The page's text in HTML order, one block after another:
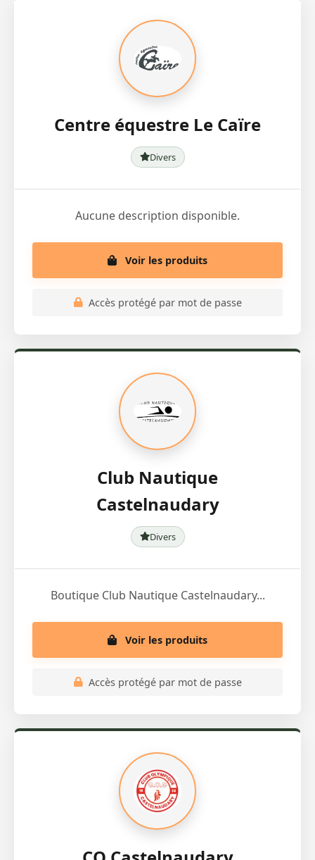
Centre équestre Le Caïre
Divers
Aucune description disponible.
Voir les produits
Accès protégé par mot de passe
Club Nautique
Castelnaudary
Divers
Boutique Club Nautique Castelnaudary...
Voir les produits
Accès protégé par mot de passe